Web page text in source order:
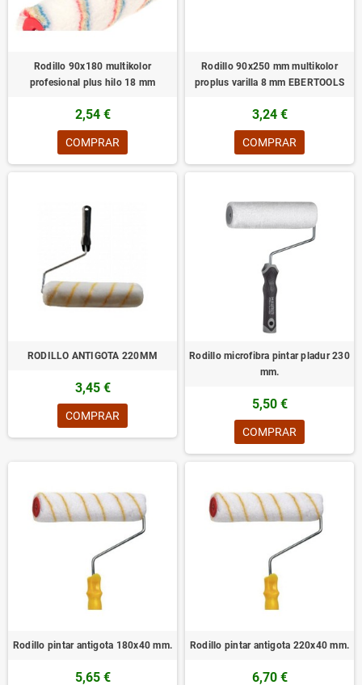
Rodillo 90x180 multikolor
profesional plus hilo 18 mm
2,54 €
COMPRAR
Rodillo 90x250 mm multikolor
proplus varilla 8 mm EBERTOOLS
3,24 €
COMPRAR
RODILLO ANTIGOTA 220MM
3,45 €
COMPRAR
Rodillo microfibra pintar pladur 230
mm.
5,50 €
COMPRAR
Rodillo pintar antigota 180x40 mm.
5,65 €
Rodillo pintar antigota 220x40 mm.
6,70 €